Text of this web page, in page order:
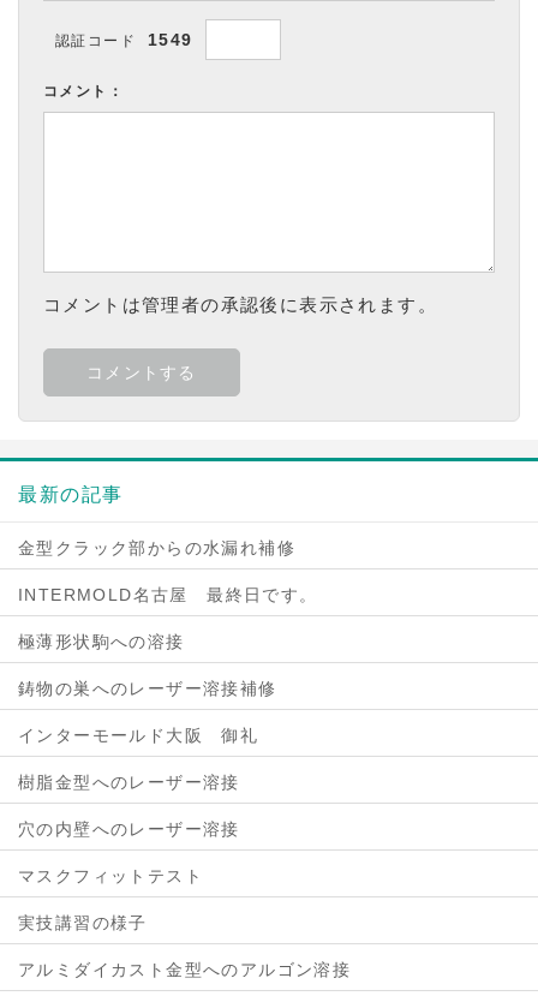
認証コード 1549
コメント：
コメントは管理者の承認後に表示されます。
最新の記事
金型クラック部からの水漏れ補修
INTERMOLD名古屋 最終日です。
極薄形状駒への溶接
鋳物の巣へのレーザー溶接補修
インターモールド大阪 御礼
樹脂金型へのレーザー溶接
穴の内壁へのレーザー溶接
マスクフィットテスト
実技講習の様子
アルミダイカスト金型へのアルゴン溶接